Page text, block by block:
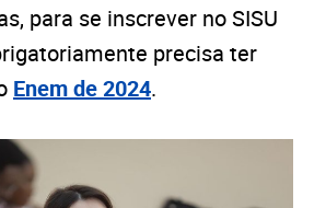
para se inscrever no SISU
precisa ter
Enem de 2024.